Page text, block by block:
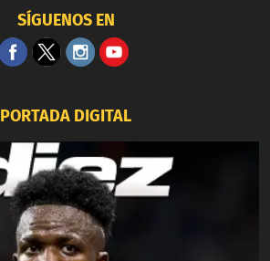
SÍGUENOS EN
PORTADA DIGITAL